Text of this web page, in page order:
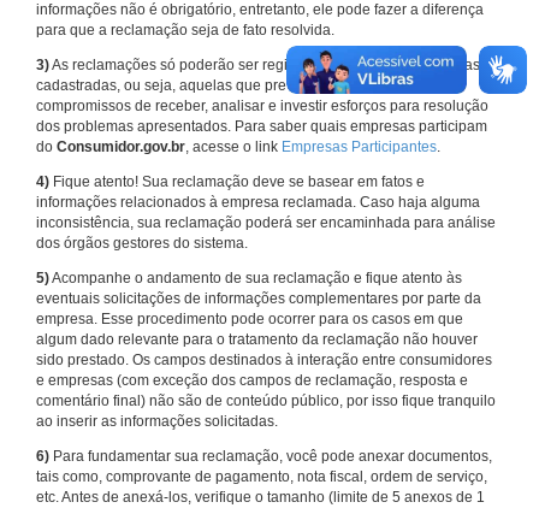
informações não é obrigatório, entretanto, ele pode fazer a diferença
para que a reclamação seja de fato resolvida.
3)As reclamações só poderão ser registradas em face de empresas
cadastradas, ou seja, aquelas que previamente assumiram
compromissos de receber, analisar e investir esforços para resolução
dos problemas apresentados. Para saber quais empresas participam
do Consumidor.gov.br, acesse o link Empresas Participantes.
4) Fique atento! Sua reclamação deve se basear em fatos e
informações relacionados à empresa reclamada. Caso haja alguma
inconsistência, sua reclamação poderá ser encaminhada para análise
dos órgãos gestores do sistema.
5)Acompanhe o andamento de sua reclamação e fique atento às
eventuais solicitações de informações complementares por parte da
empresa. Esse procedimento pode ocorrer para os casos em que
algum dado relevante para o tratamento da reclamação não houver
sido prestado. Os campos destinados à interação entre consumidores
e empresas (com exceção dos campos de reclamação, resposta e
comentário final) não são de conteúdo público, por isso fique tranquilo
ao inserir as informações solicitadas.
6) Para fundamentar sua reclamação, você pode anexar documentos,
tais como, comprovante de pagamento, nota fiscal, ordem de serviço,
etc. Antes de anexá-los, verifique o tamanho (limite de 5 anexos de 1